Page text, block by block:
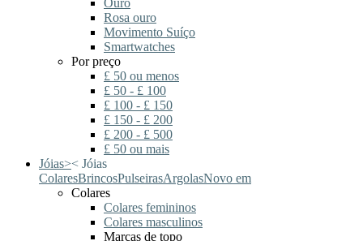
Ouro
Rosa ouro
Movimento Suíço
Smartwatches
Por preço
£ 50 ou menos
£ 50 - £ 100
£ 100 - £ 150
£ 150 - £ 200
£ 200 - £ 500
£ 50 ou mais
Jóias>< Jóias
ColaresBrincosPulseirasArgolasNovo em
Colares
Colares femininos
Colares masculinos
Marcas de topo